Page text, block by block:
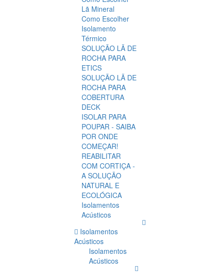
Lã Mineral
Como Escolher
Isolamento
Térmico
SOLUÇÃO LÃ DE
ROCHA PARA
ETICS
SOLUÇÃO LÃ DE
ROCHA PARA
COBERTURA
DECK
ISOLAR PARA
POUPAR - SAIBA
POR ONDE
COMEÇAR!
REABILITAR
COM CORTIÇA -
A SOLUÇÃO
NATURAL E
ECOLÓGICA
Isolamentos
Acústicos
Isolamentos
Acústicos
Isolamentos
Acústicos